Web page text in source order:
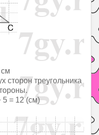
сторон треугольника
5 = 12 (см)